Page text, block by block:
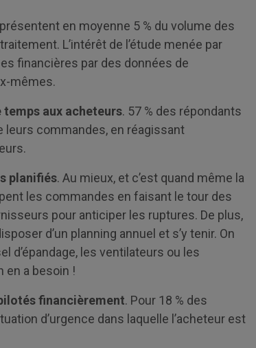
en moyenne 5 % du volume des
L’intérêt de l’étude menée par
financières par des données de
mêmes.
temps aux acheteurs. 57 % des répondants
leurs commandes, en réagissant
planifiés. Au mieux, et c’est quand même la
les commandes en faisant le tour des
pour anticiper les ruptures. De plus,
d’un planning annuel et s’y tenir. On
d’épandage, les ventilateurs ou les
en a besoin !
financièrement. Pour 18 % des
d’urgence dans laquelle l’acheteur est